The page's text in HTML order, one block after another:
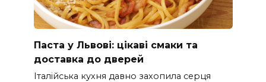
Паста у Львові: цікаві смаки та
доставка до дверей
Італійська кухня давно захопила серця